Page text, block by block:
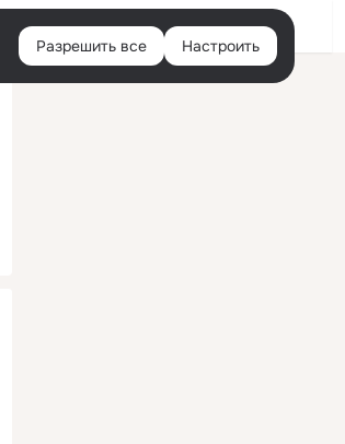
Войти
Разрешить все Настроить